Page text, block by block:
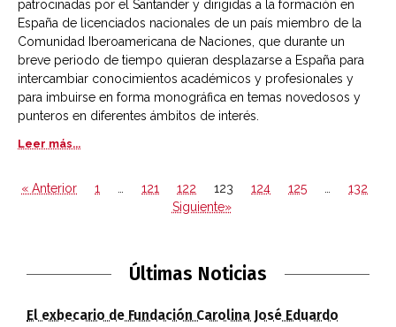
patrocinadas por el Santander y dirigidas a la formación en
España de licenciados nacionales de un país miembro de la
Comunidad Iberoamericana de Naciones, que durante un
breve periodo de tiempo quieran desplazarse a España para
intercambiar conocimientos académicos y profesionales y
para imbuirse en forma monográfica en temas novedosos y
punteros en diferentes ámbitos de interés.
Leer más...
« Anterior 1 … 121 122 123 124 125 …
132
Siguiente»
Últimas Noticias
El exbecario de Fundación Carolina José Eduardo